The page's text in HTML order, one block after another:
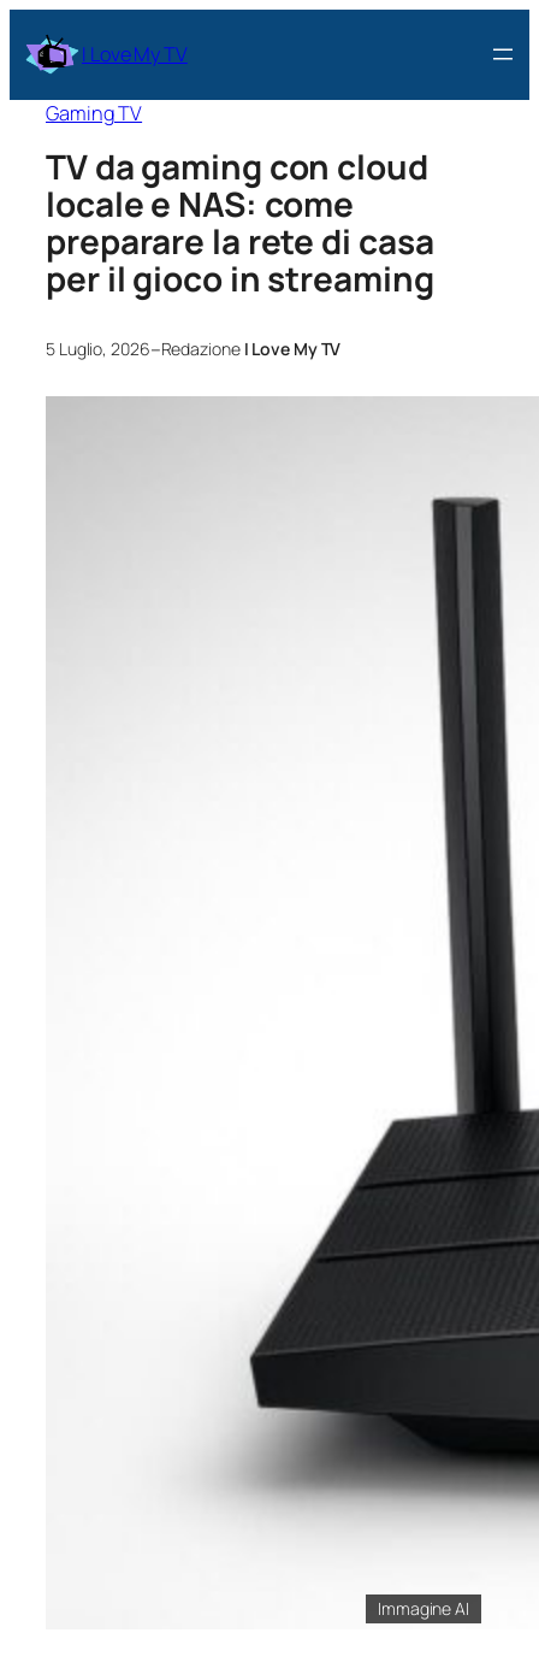
I Love My TV
Gaming TV
TV da gaming con cloud
locale e NAS: come
preparare la rete di casa
per il gioco in streaming
5 Luglio, 2026–Redazione I Love My TV
Immagine AI